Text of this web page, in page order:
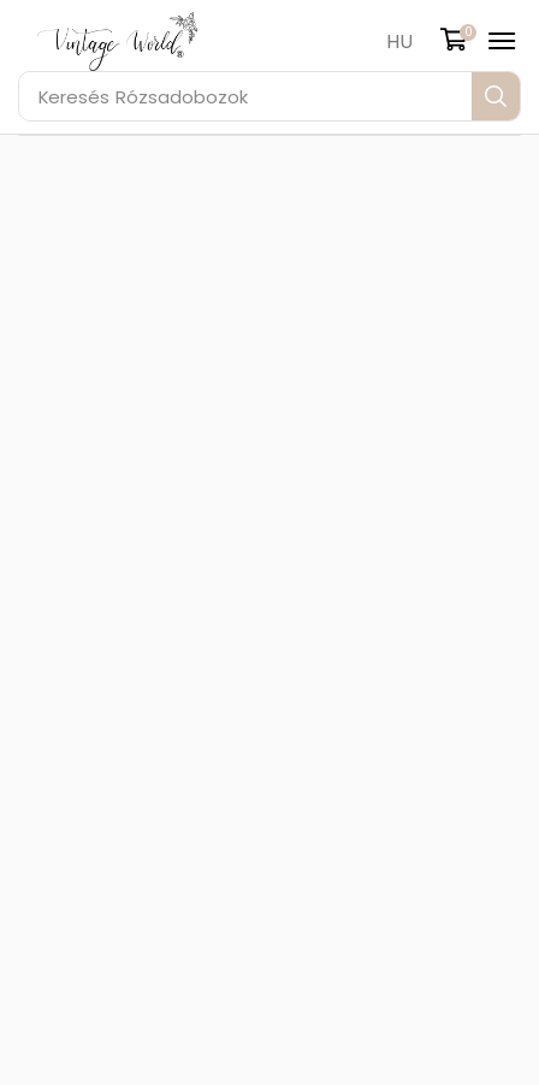
Keresés Rózsadobozok
HU 0